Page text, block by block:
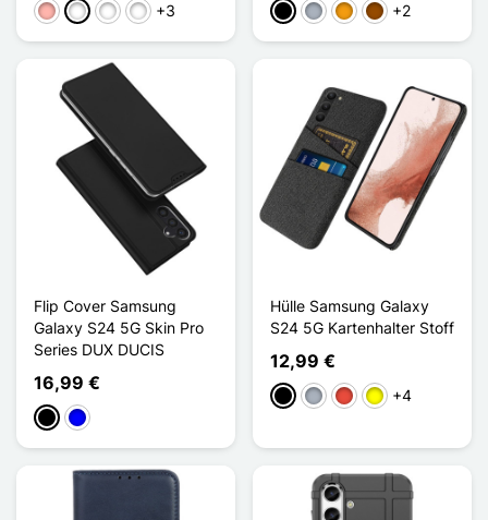
Roségold
Bleu/NoirRose/Violet
Violet/Bleu
+3 Schwarz
GrauOrangeBraun
+2
Flip Cover Samsung
Galaxy S24 5G Skin Pro
Series DUX DUCIS
16,99 €
Schwarz
Blau
Hülle Samsung Galaxy
S24 5G Kartenhalter Stoff
12,99 €
Schwarz
GrauRot Gelb+4